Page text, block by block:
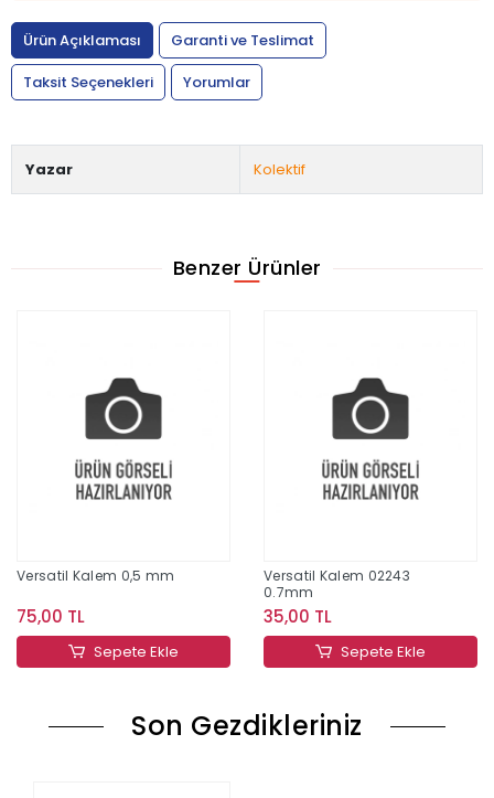
Ürün Açıklaması
Garanti ve Teslimat
Taksit Seçenekleri
Yorumlar
Yazar Kolektif
Benzer Ürünler
Versatil Kalem 0,5 mm
75,00 TL
Sepete Ekle
Versatil Kalem 02243
0.7mm
35,00 TL
Sepete Ekle
Son Gezdikleriniz